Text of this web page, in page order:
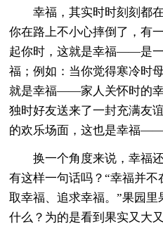
幸福，其实时时刻刻都
你在路上不小心摔倒了，有
起你时，这就是幸福——是
福；例如：当你觉得寒冷时
就是幸福——家人关怀时的
独时好友送来了一封充满友
的欢乐场面，这也是幸福
换一个角度来说，幸福
有这样一句话吗？“幸福并
取幸福、追求幸福。”果园
什么？为的是看到果实又大